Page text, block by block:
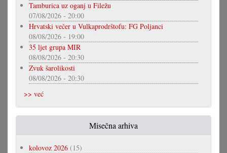
Tamburica uz oganj u Filežu
07/08/2026 - 20:00
Hrvatski večer u Vulkaprodrštofu: FG Poljanci
08/08/2026 - 19:00
35 ljet grupa MIR
08/08/2026 - 20:30
Zvuk šarolikosti
08/08/2026 - 20:30
>> već
Misečna arhiva
kolovoz 2026 (15)